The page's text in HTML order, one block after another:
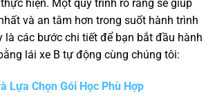
hiện. Một quy trình rõ ràng sẽ giúp
và an tâm hơn trong suốt hành trình
là các bước chi tiết để bạn bắt đầu hành
lái xe B tự động cùng chúng tôi:
Lựa Chọn Gói Học Phù Hợp